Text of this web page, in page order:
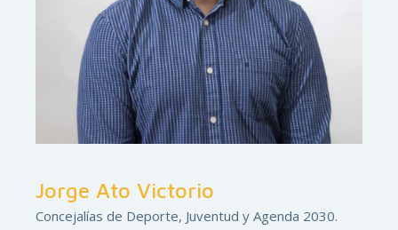
Jorge Ato Victorio
Concejalías de Deporte, Juventud y Agenda 2030.